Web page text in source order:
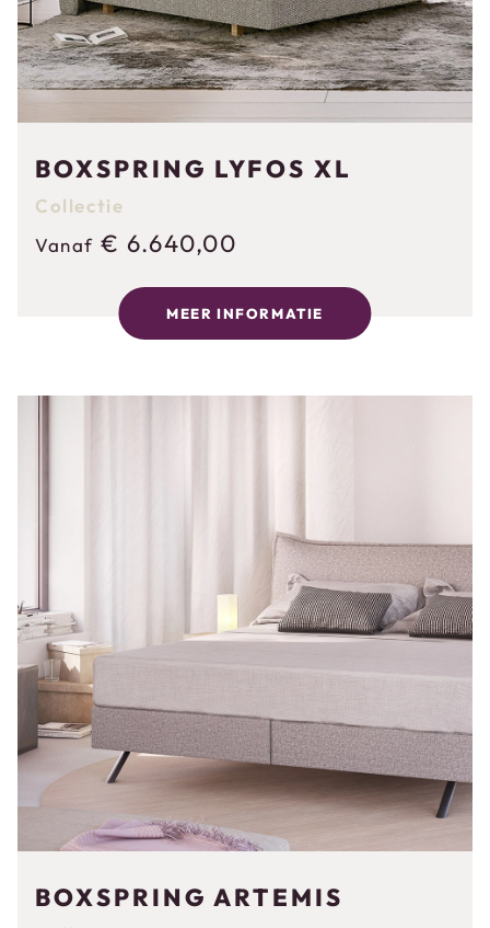
BOXSPRING LYFOS XL
Collectie
Vanaf € 6.640,00
MEER INFORMATIE
BOXSPRING ARTEMIS